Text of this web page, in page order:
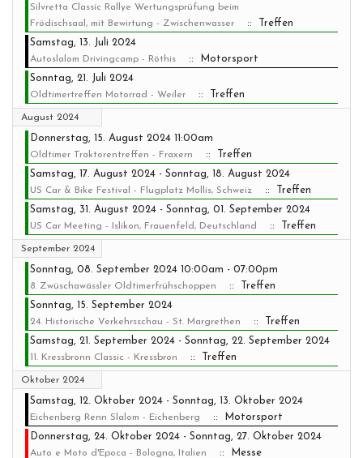
Silvretta Classic Rallye Wertungsprüfung beim
Frödischsaal, mit Bewirtung - Zwischenwasser
:: Treffen
Samstag, 13. Juli 2024
Autoslalom Drivingcamp - Röthis
:: Motorsport
Sonntag, 21. Juli 2024
Oldtimertreffen Motorrad - Weiler :: Treffen
August 2024
Donnerstag, 15. August 2024 11:00am
Oldtimer Traktorentreffen - Fraxern
:: Treffen
Samstag, 17. August 2024 - Sonntag, 18. August 2024
US Car & Bike Festival - Flugplatz Mollis, Schweiz
:: Treffen
Samstag, 31. August 2024 - Sonntag, 01. September 2024
US Car Meeting - Islikon, Frauenfeld, Deutschland :: Treffen
September 2024
Sonntag, 08. September 2024 10:00am - 07:00pm
8. Zwüschawässler Oldtimerfrühschoppen
:: Treffen
Sonntag, 15. September 2024
24. Historische Verkehrsschau - St. Margrethen
:: Treffen
Samstag, 21. September 2024 - Sonntag, 22. September 2024
11. Kressbronn Classic - Kressbron :: Treffen
Oktober 2024
Samstag, 12. Oktober 2024 - Sonntag, 13. Oktober 2024
Eichenberg Renn Slalom - Eichenberg
:: Motorsport
Donnerstag, 24. Oktober 2024 - Sonntag, 27. Oktober 2024
Auto e Moto d'Epoca - Bologna, Italien :: Messe